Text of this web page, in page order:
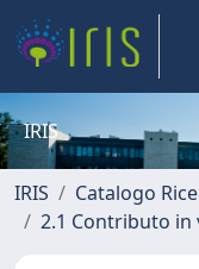
IRIS
IRIS Catalogo
2.1 Contributo in